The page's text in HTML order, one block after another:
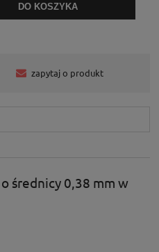
DO KOSZYKA
zapytaj o produkt
średnicy 0,38 mm w